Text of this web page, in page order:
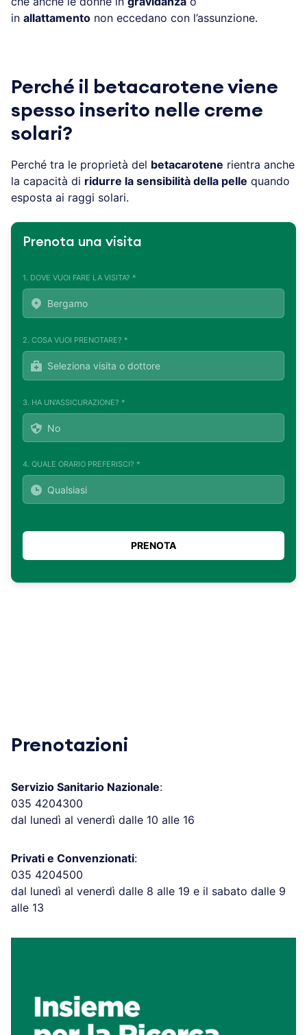
in allattamento non eccedano con l’assunzione.
Perché il betacarotene viene
spesso inserito nelle creme
solari?
Perché tra le proprietà del betacarotene rientra anche
la capacità di ridurre la sensibilità della pelle quando
esposta ai raggi solari.
Prenota una visita
1. DOVE VUOI FARE LA VISITA? *
2. COSA VUOI PRENOTARE? *
3. HA UN'ASSICURAZIONE? *
4. QUALE ORARIO PREFERISCI? *
Prenotazioni
Servizio Sanitario Nazionale:
035 4204300
dal lunedì al venerdì dalle 10 alle 16
Privati e Convenzionati:
035 4204500
dal lunedì al venerdì dalle 8 alle 19 e il sabato dalle 9
alle 13